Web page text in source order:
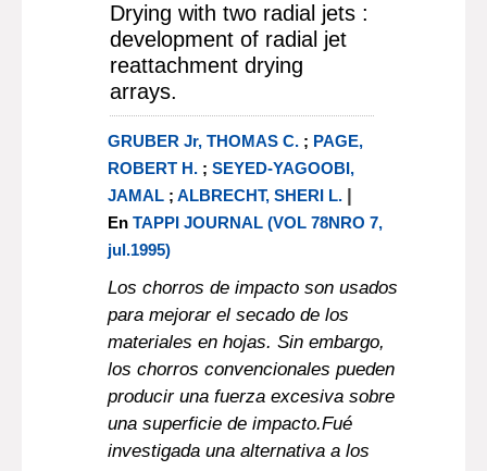
Drying with two radial jets :
development of radial jet
reattachment drying
arrays.
GRUBER Jr, THOMAS C.; PAGE,
ROBERT H.; SEYED-YAGOOBI,
JAMAL; ALBRECHT, SHERI L. |
En TAPPI JOURNAL (VOL 78NRO 7,
jul.1995)
Los chorros de impacto son usados
para mejorar el secado de los
materiales en hojas. Sin embargo,
los chorros convencionales pueden
producir una fuerza excesiva sobre
una superficie de impacto.Fué
investigada una alternativa a los